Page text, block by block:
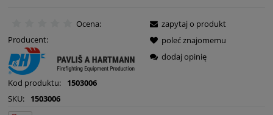
Ocena:
Producent:
Kod produktu:
1503006
SKU:
1503006
zapytaj o produkt
poleć znajomemu
dodaj opinię